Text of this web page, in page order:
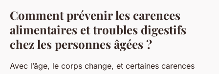
Comment prévenir les carences
alimentaires et troubles digestifs
chez les personnes âgées ?
Avec l’âge, le corps change, et certaines carences